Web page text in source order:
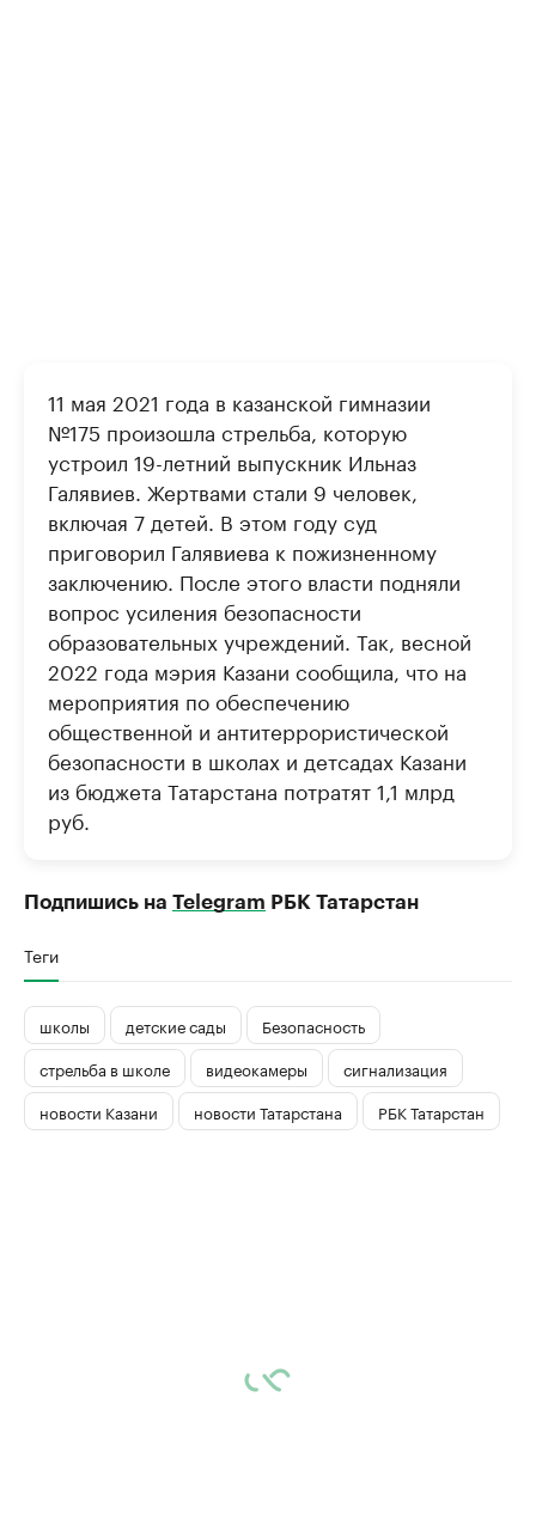
11 мая 2021 года в казанской гимназии
№175 произошла стрельба, которую
устроил 19-летний выпускник Ильназ
Галявиев. Жертвами стали 9 человек,
включая 7 детей. В этом году суд
приговорил Галявиева к пожизненному
заключению. После этого власти подняли
вопрос усиления безопасности
образовательных учреждений. Так, весной
2022 года мэрия Казани сообщила, что на
мероприятия по обеспечению
общественной и антитеррористической
безопасности в школах и детсадах Казани
из бюджета Татарстана потратят 1,1 млрд
руб.
Подпишись на Telegram РБК Татарстан
Теги
школы детские сады
Безопасность
стрельба в школе
видеокамеры
сигнализация
новости Казани
новости Татарстана РБК Татарстан